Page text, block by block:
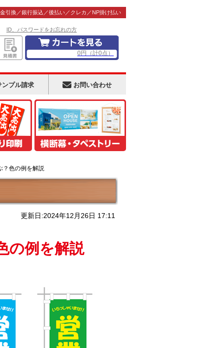
金引換／銀行振込／後払い／クレカ／NP掛け払い
ID、パスワードをお忘れの方
0円 （計0点）
プル請求 お問い合わせ
？色の例を解説
更新日:2024年12月26日 17:11
の例を解説